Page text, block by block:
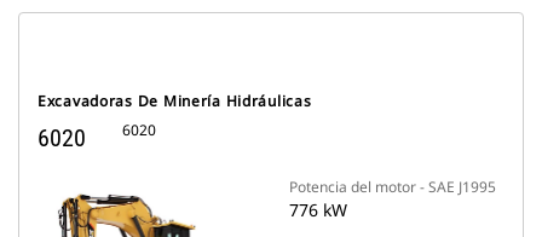
Excavadoras De Minería Hidráulicas
6020 6020
Potencia del motor - SAE J1995
776 kW